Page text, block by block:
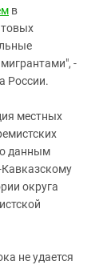
в
-
России.
местных
данным
округа
не удается